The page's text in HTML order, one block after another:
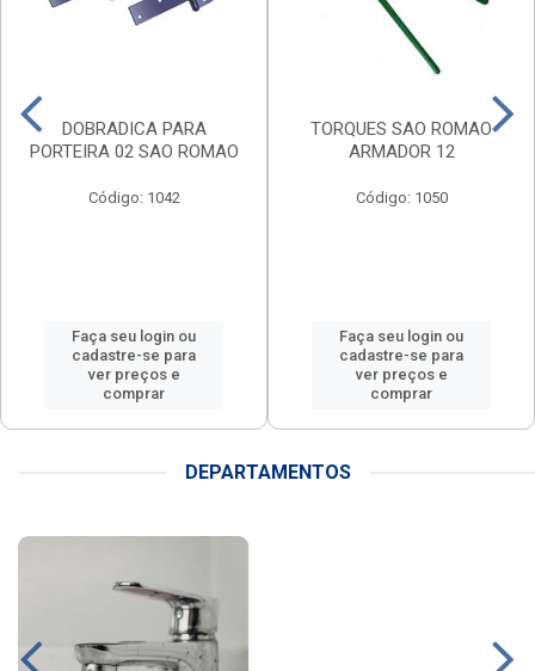
DOBRADICA PARA
PORTEIRA 02 SAO ROMAO
Código: 1042
Faça seu login ou
cadastre-se para
ver preços e
comprar
TORQUES SAO ROMAO
ARMADOR 12
Código: 1050
Faça seu login ou
cadastre-se para
ver preços e
comprar
DEPARTAMENTOS